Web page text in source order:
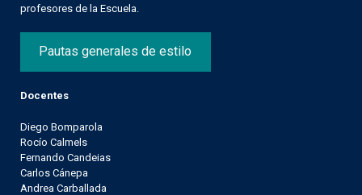
profesores de la Escuela.
Pautas generales de estilo
Docentes
Diego Bomparola
Rocío Calmels
Fernando Candeias
Carlos Cánepa
Andrea Carballada